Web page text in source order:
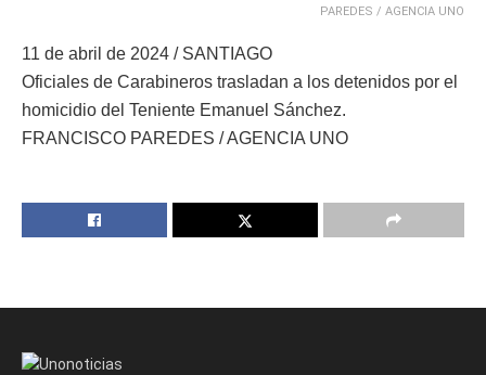
PAREDES / AGENCIA UNO
11 de abril de 2024 / SANTIAGO
Oficiales de Carabineros trasladan a los detenidos por el
homicidio del Teniente Emanuel Sánchez.
FRANCISCO PAREDES / AGENCIA UNO